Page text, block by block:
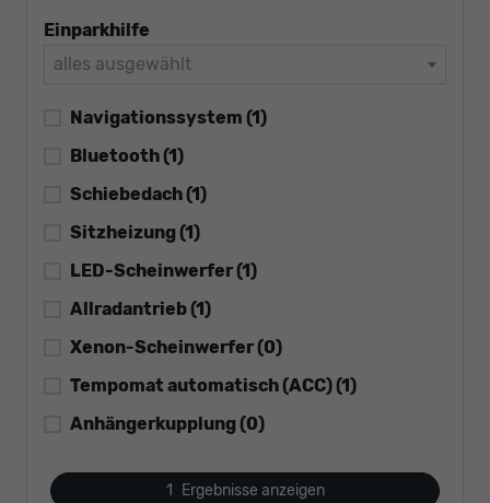
Einparkhilfe
alles ausgewählt
Navigationssystem (1)
Bluetooth(1)
Schiebedach(1)
Sitzheizung(1)
LED-Scheinwerfer(1)
Allradantrieb(1)
Xenon-Scheinwerfer(0)
Tempomat automatisch (ACC)(1)
Anhängerkupplung(0)
1 Ergebnisse anzeigen